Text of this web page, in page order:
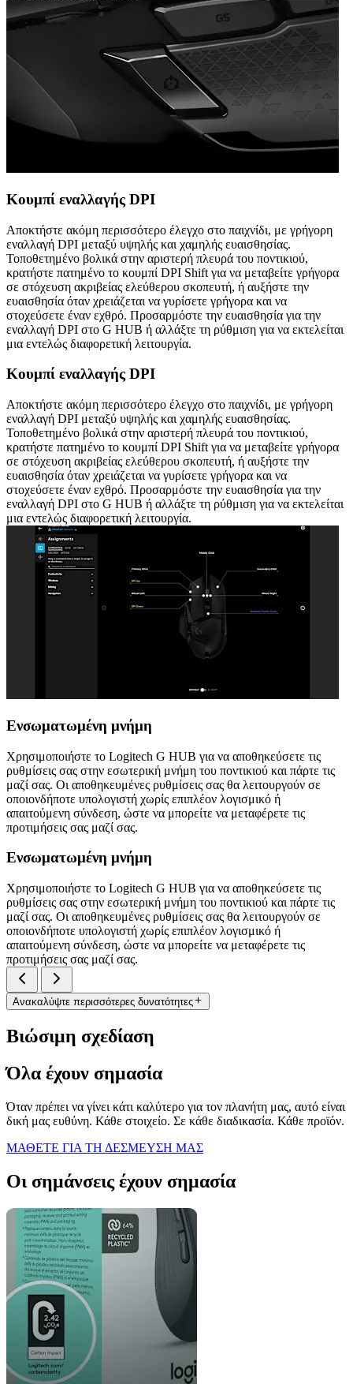
Κουμπί εναλλαγής DPI
Αποκτήστε ακόμη περισσότερο έλεγχο στο παιχνίδι, με γρήγορη
εναλλαγή DPI μεταξύ υψηλής και χαμηλής ευαισθησίας.
Τοποθετημένο βολικά στην αριστερή πλευρά του ποντικιού,
κρατήστε πατημένο το κουμπί DPI Shift για να μεταβείτε γρήγορα
σε στόχευση ακριβείας ελεύθερου σκοπευτή, ή αυξήστε την
ευαισθησία όταν χρειάζεται να γυρίσετε γρήγορα και να
στοχεύσετε έναν εχθρό. Προσαρμόστε την ευαισθησία για την
εναλλαγή DPI στο G HUB ή αλλάξτε τη ρύθμιση για να εκτελείται
μια εντελώς διαφορετική λειτουργία.
Κουμπί εναλλαγής DPI
Αποκτήστε ακόμη περισσότερο έλεγχο στο παιχνίδι, με γρήγορη
εναλλαγή DPI μεταξύ υψηλής και χαμηλής ευαισθησίας.
Τοποθετημένο βολικά στην αριστερή πλευρά του ποντικιού,
κρατήστε πατημένο το κουμπί DPI Shift για να μεταβείτε γρήγορα
σε στόχευση ακριβείας ελεύθερου σκοπευτή, ή αυξήστε την
ευαισθησία όταν χρειάζεται να γυρίσετε γρήγορα και να
στοχεύσετε έναν εχθρό. Προσαρμόστε την ευαισθησία για την
εναλλαγή DPI στο G HUB ή αλλάξτε τη ρύθμιση για να εκτελείται
μια εντελώς διαφορετική λειτουργία.
Ενσωματωμένη μνήμη
Χρησιμοποιήστε το Logitech G HUB για να αποθηκεύσετε τις
ρυθμίσεις σας στην εσωτερική μνήμη του ποντικιού και πάρτε τις
μαζί σας. Οι αποθηκευμένες ρυθμίσεις σας θα λειτουργούν σε
οποιονδήποτε υπολογιστή χωρίς επιπλέον λογισμικό ή
απαιτούμενη σύνδεση, ώστε να μπορείτε να μεταφέρετε τις
προτιμήσεις σας μαζί σας.
Ενσωματωμένη μνήμη
Χρησιμοποιήστε το Logitech G HUB για να αποθηκεύσετε τις
ρυθμίσεις σας στην εσωτερική μνήμη του ποντικιού και πάρτε τις
μαζί σας. Οι αποθηκευμένες ρυθμίσεις σας θα λειτουργούν σε
οποιονδήποτε υπολογιστή χωρίς επιπλέον λογισμικό ή
απαιτούμενη σύνδεση, ώστε να μπορείτε να μεταφέρετε τις
προτιμήσεις σας μαζί σας.
Ανακαλύψτε περισσότερες δυνατότητες
Βιώσιμη σχεδίαση
Όλα έχουν σημασία
Όταν πρέπει να γίνει κάτι καλύτερο για τον πλανήτη μας, αυτό είναι
δική μας ευθύνη. Κάθε στοιχείο. Σε κάθε διαδικασία. Κάθε προϊόν.
ΜΑΘΕΤΕ ΓΙΑ ΤΗ ΔΕΣΜΕΥΣΗ ΜΑΣ
Οι σημάνσεις έχουν σημασία